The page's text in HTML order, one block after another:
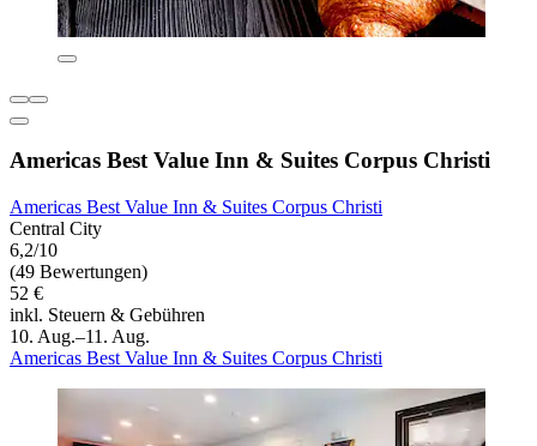
Americas Best Value Inn & Suites Corpus Christi
Americas Best Value Inn & Suites Corpus Christi
Central City
6,2/10
(49 Bewertungen)
52 €
inkl. Steuern & Gebühren
10. Aug.–11. Aug.
Americas Best Value Inn & Suites Corpus Christi